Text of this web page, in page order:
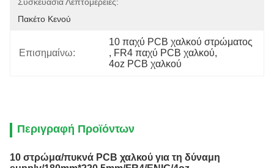
Πακέτο Κενού
Επισημαίνω:
10 παχύ PCB χαλκού στρώματος
, FR4 παχύ PCB χαλκού,
4oz PCB χαλκού
Περιγραφή Προϊόντων
10 στρώμα/πυκνά PCB χαλκού για τη δύναμη